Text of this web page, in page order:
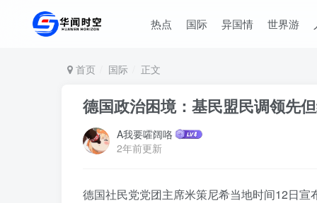
热点 国际 异国情 世界游
首页 国际 正文
德国政治困境：基民盟民调领先
A我要嚯阔咯
2年前更新
德国社民党党团主席米策尼希当地时间12日